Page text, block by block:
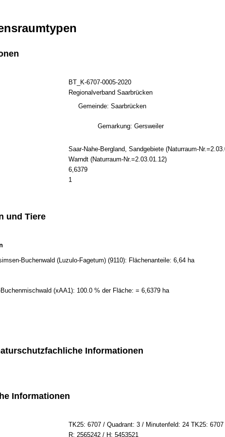
BT_K-6707-0005-2020
Regionalverband Saarbrücken
Gemeinde: Saarbrücken
Gemarkung: Gersweiler
Saar-Nahe-Bergland, Sandgebiete (Naturraum-
Warndt (Naturraum-Nr.=2.03.01.12)
6,6379
1
und Tiere
Buchenwald (Luzulo-Fagetum) (9110): Flächenanteile: 6,64 ha
(xAA1): 100.0 % der Fläche: = 6,6379 ha
Informationen
Informationen
TK25: 6707 / Quadrant: 3 / Minutenfeld: 24 TK25:
R: 2565242 / H: 5453521